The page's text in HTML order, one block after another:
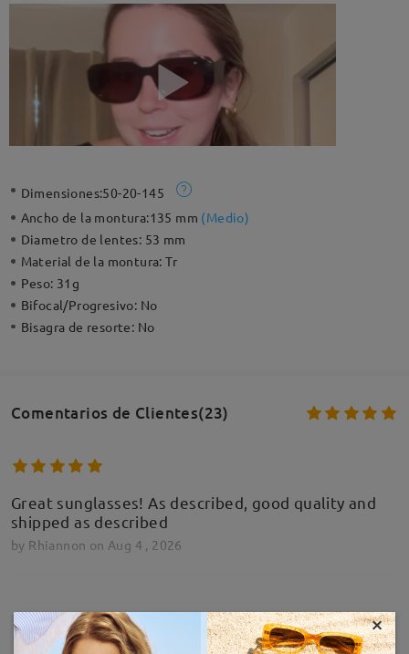
Dimensiones:50-20-145
Ancho de la montura:135 mm (Medio)
Diametro de lentes: 53 mm
Material de la montura:Tr
Peso: 31g
Bifocal/Progresivo: No
Bisagra de resorte: No
Comentarios de Clientes(23)
Great sunglasses! As described, good quality and
shipped as described
by Rhiannon on Aug 4 , 2026
Absolutely love these sunglasses !!! Many
MOSTRAR MÁS ×